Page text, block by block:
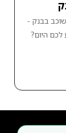
בבנק -
היום?